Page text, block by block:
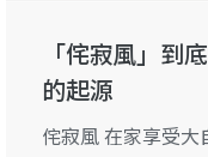
「侘寂風」到
的起源
侘寂風 在家享受大